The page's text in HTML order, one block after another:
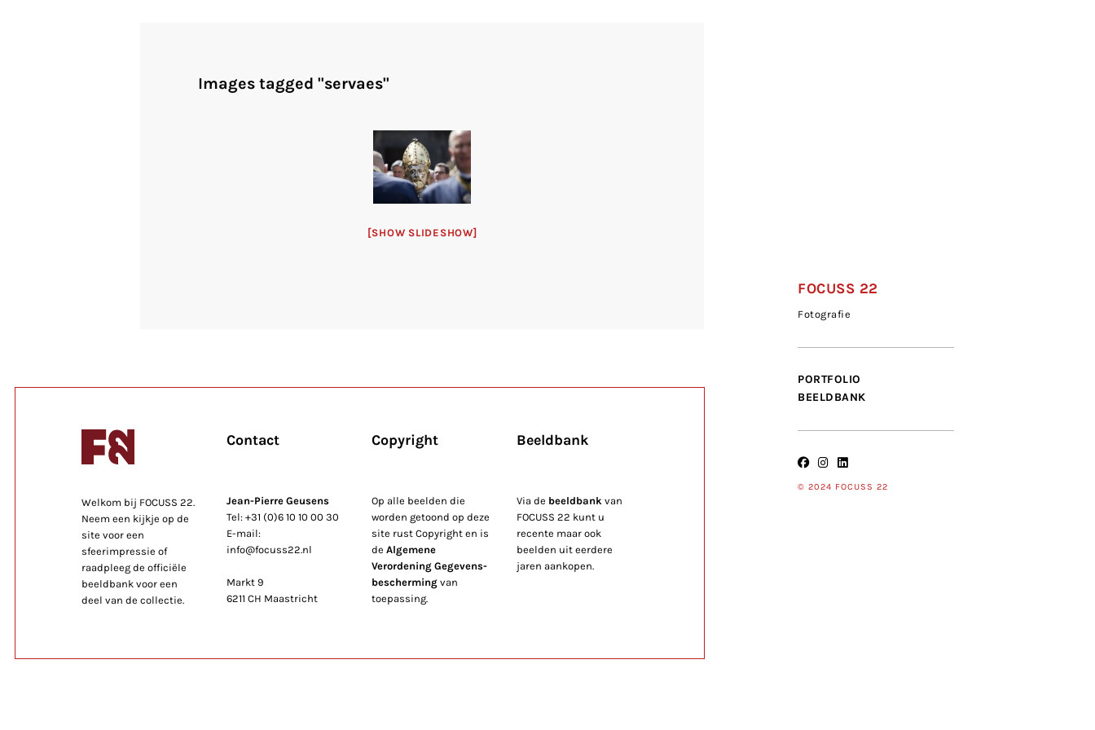
FOCUSS 22
Fotografie
PORTFOLIO
BEELDBANK
© 2024 FOCUSS 22
Images tagged "servaes"
[SHOW SLIDESHOW]
Welkom bij FOCUSS 22.
Neem een kijkje op de
site voor een
sfeerimpressie of
raadpleeg de officiële
beeldbank voor een
deel van de collectie.
Contact
Jean-Pierre Geusens
Tel: +31 (0)6 10 10 00 30
E-mail:
info@focuss22.nl
Markt 9
6211 CH Maastricht
Copyright
Op alle beelden die
worden getoond op deze
site rust Copyright en is
deAlgemene
Verordening Gegevens-
beschermingvan
toepassing.
Beeldbank
Via de beeldbank van
FOCUSS 22 kunt u
recente maar ook
beelden uit eerdere
jaren aankopen.